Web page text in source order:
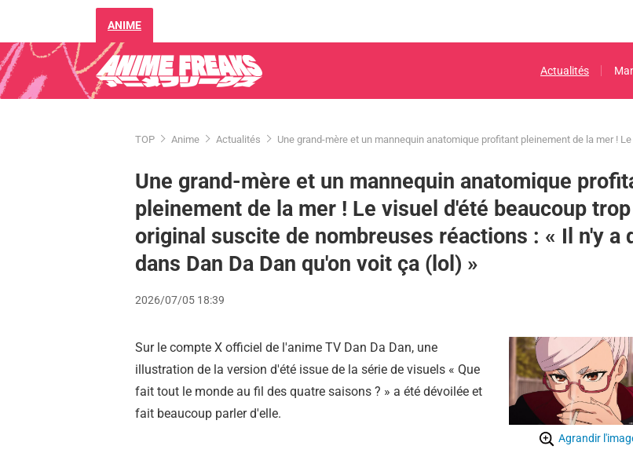
ANIME
Actualités
TOP Anime Actualités Une grand-mère et un mannequin anatomique profitant pleinement de la mer !
Une grand-mère et un mannequin anatomique
pleinement de la mer ! Le visuel d'été beaucoup trop
original suscite de nombreuses réactions : « Il n'y a
dans Dan Da Dan qu'on voit ça (lol) »
2026/07/05 18:39
Agrandir
Sur le compte X officiel de l'anime TV Dan Da Dan, une
illustration de la version d'été issue de la série de visuels « Que
fait tout le monde au fil des quatre saisons ? » a été dévoilée et
fait beaucoup parler d'elle.